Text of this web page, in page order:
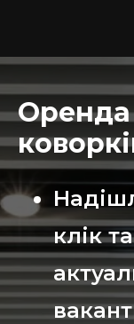
Оренда
клік